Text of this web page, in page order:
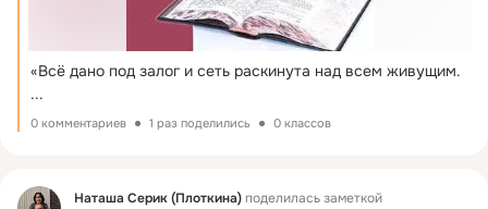
«Всё дано под залог и сеть раскинута над всем живущим.
...
0 комментариев 1 раз поделились 0 классов
Фид Наташа Серик (Плоткина)поделилась заметкой